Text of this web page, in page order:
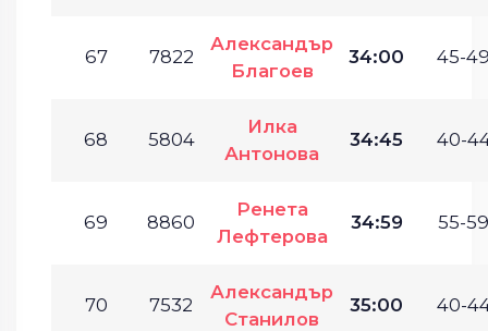
67 7822
Александър
Благоев
34:00 45-
68 5804
Илка
Антонова
34:45 40-
69 8860
Ренета
Лефтерова
34:59 55-
70 7532
Александър
Станилов
35:00 40-